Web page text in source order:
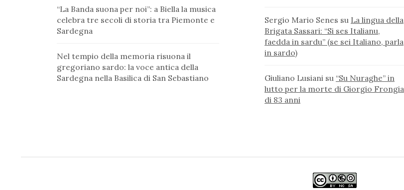
“La Banda suona per noi”: a Biella la musica
celebra tre secoli di storia tra Piemonte e
Sardegna
Nel tempio della memoria risuona il
gregoriano sardo: la voce antica della
Sardegna nella Basilica di San Sebastiano
Sergio Mario Senes su La lingua della
Brigata Sassari: “Si ses Italianu,
faedda in sardu” (se sei Italiano, parla
in sardo)
Giuliano Lusiani su “Su Nuraghe” in
lutto per la morte di Giorgio Frongia
di 83 anni